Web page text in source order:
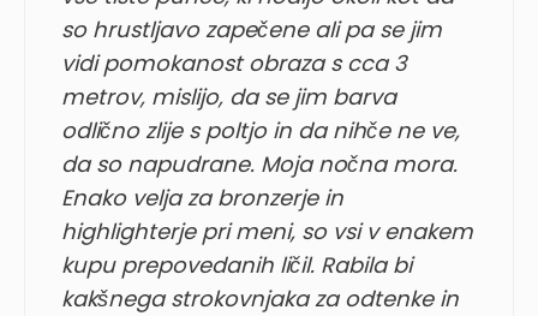
so hrustljavo zapečene ali pa se jim
vidi pomokanost obraza s cca 3
metrov, mislijo, da se jim barva
odlično zlije s poltjo in da nihče ne ve,
da so napudrane. Moja nočna mora.
Enako velja za bronzerje in
highlighterje pri meni, so vsi v enakem
kupu prepovedanih ličil. Rabila bi
kakšnega strokovnjaka za odtenke in